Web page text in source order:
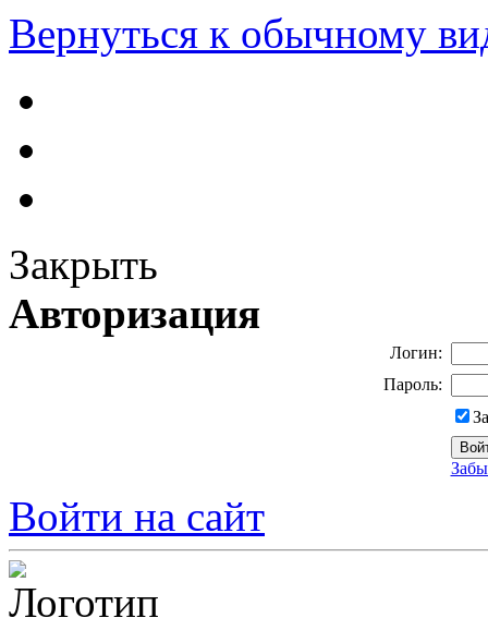
Вернуться к обычному
Закрыть
Авторизация
Логин:
Пароль:
Войти на сайт